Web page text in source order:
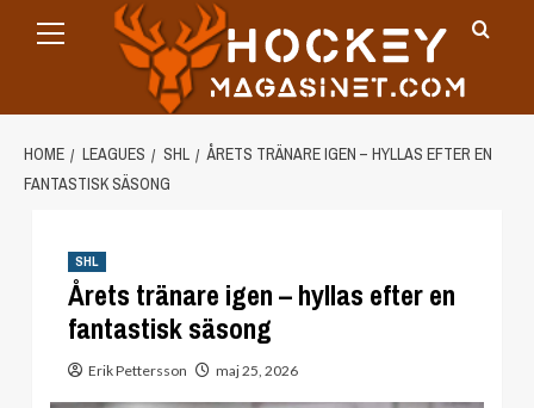
Menu
HOME LEAGUES SHL
ÅRETS TRÄNARE IGEN – HYLLAS EFTER EN
FANTASTISK SÄSONG
SHL
Årets tränare igen – hyllas efter en
fantastisk säsong
Erik Pettersson maj 25, 2026